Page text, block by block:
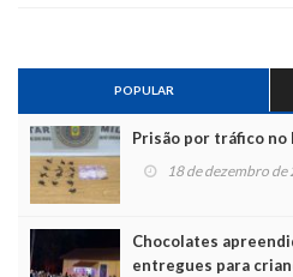
POPULAR
Prisão por tráfico
18 de dezembro de
Chocolates
entregues para